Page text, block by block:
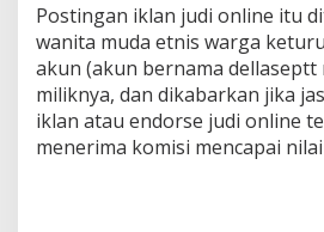
Postingan iklan judi online itu
wanita muda etnis warga
akun (akun bernama
miliknya, dan dikabarkan jika
iklan atau endorse judi online
menerima komisi mencapai